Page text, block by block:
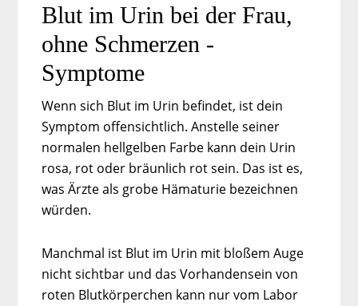
Blut im Urin bei der Frau,
ohne Schmerzen -
Symptome
Wenn sich Blut im Urin befindet, ist dein
Symptom offensichtlich. Anstelle seiner
normalen hellgelben Farbe kann dein Urin
rosa, rot oder bräunlich rot sein. Das ist es,
was Ärzte als grobe Hämaturie bezeichnen
würden.
Manchmal ist Blut im Urin mit bloßem Auge
nicht sichtbar und das Vorhandensein von
roten Blutkörperchen kann nur vom Labor